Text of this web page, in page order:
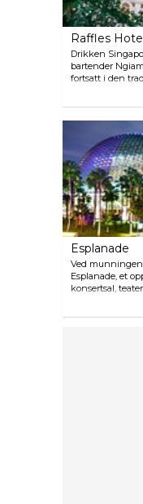
Raffles
Drikken
bartender
fortsatt i den
med en
Culinary
den mest
Esplanade
Ved munningen
Esplanade, et
konsertsal,
samt utendørs